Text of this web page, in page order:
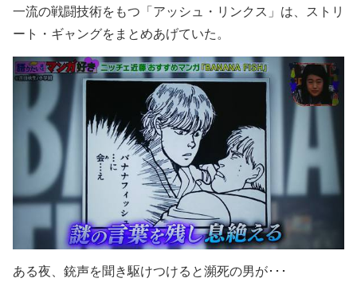
一流の戦闘技術をもつ「アッシュ・リンクス」は、ストリ
ート・ギャングをまとめあげていた。
ある夜、銃声を聞き駆けつけると瀕死の男が･･･